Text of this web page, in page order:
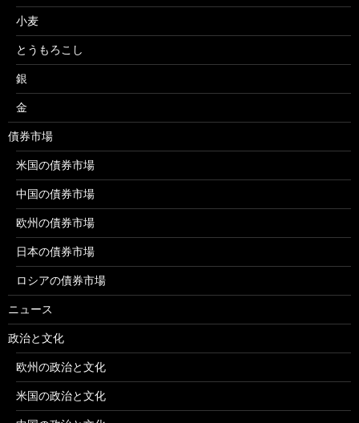
小麦
とうもろこし
銀
金
債券市場
米国の債券市場
中国の債券市場
欧州の債券市場
日本の債券市場
ロシアの債券市場
ニュース
政治と文化
欧州の政治と文化
米国の政治と文化